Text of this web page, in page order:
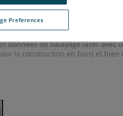
de balayage laser avec
la construction en bois) et
Preferences